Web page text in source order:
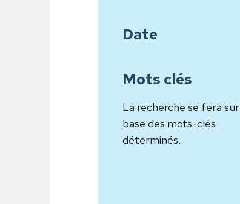
Date
Mots clés
La recherche se fera sur
base des mots-clés
déterminés.